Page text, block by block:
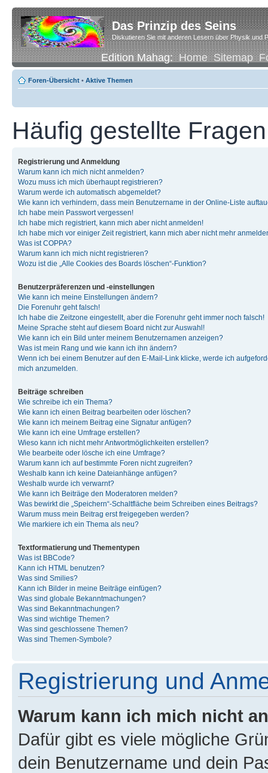
Das Prinzip des Seins
Diskutieren Sie mit anderen Lesern über Physik und
Edition Mahag:Home Sitemap
Foren-Übersicht • Aktive Themen
Häufig gestellte Fragen
Registrierung und Anmeldung
Warum kann ich mich nicht anmelden?
Wozu muss ich mich überhaupt registrieren?
Warum werde ich automatisch abgemeldet?
Wie kann ich verhindern, dass mein Benutzername in der Online-Liste
Ich habe mein Passwort vergessen!
Ich habe mich registriert, kann mich aber nicht anmelden!
Ich habe mich vor einiger Zeit registriert, kann mich aber nicht mehr
Was ist COPPA?
Warum kann ich mich nicht registrieren?
Wozu ist die „Alle Cookies des Boards löschen“-Funktion?
Benutzerpräferenzen und -einstellungen
Wie kann ich meine Einstellungen ändern?
Die Forenuhr geht falsch!
Ich habe die Zeitzone eingestellt, aber die Forenuhr geht immer noch falsch!
Meine Sprache steht auf diesem Board nicht zur Auswahl!
Wie kann ich ein Bild unter meinem Benutzernamen anzeigen?
Was ist mein Rang und wie kann ich ihn ändern?
Wenn ich bei einem Benutzer auf den E-Mail-Link klicke, werde ich
mich anzumelden.
Beiträge schreiben
Wie schreibe ich ein Thema?
Wie kann ich einen Beitrag bearbeiten oder löschen?
Wie kann ich meinem Beitrag eine Signatur anfügen?
Wie kann ich eine Umfrage erstellen?
Wieso kann ich nicht mehr Antwortmöglichkeiten erstellen?
Wie bearbeite oder lösche ich eine Umfrage?
Warum kann ich auf bestimmte Foren nicht zugreifen?
Weshalb kann ich keine Dateianhänge anfügen?
Weshalb wurde ich verwarnt?
Wie kann ich Beiträge den Moderatoren melden?
Was bewirkt die „Speichern“-Schaltfläche beim Schreiben eines Beitrags?
Warum muss mein Beitrag erst freigegeben werden?
Wie markiere ich ein Thema als neu?
Textformatierung und Thementypen
Was ist BBCode?
Kann ich HTML benutzen?
Was sind Smilies?
Kann ich Bilder in meine Beiträge einfügen?
Was sind globale Bekanntmachungen?
Was sind Bekanntmachungen?
Was sind wichtige Themen?
Was sind geschlossene Themen?
Was sind Themen-Symbole?
Registrierung und
Warum kann ich mich nicht
Dafür gibt es viele mögliche
dein Benutzername und dein